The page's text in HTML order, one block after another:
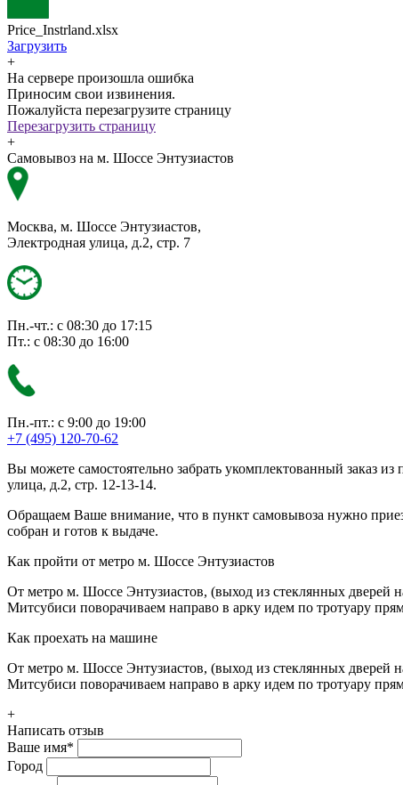
Price_Instrland.xlsx
Загрузить
+
На сервере произошла ошибка
Приносим свои извинения.
Пожалуйста перезагрузите страницу
Перезагрузить страницу
+
Самовывоз на м. Шоссе Энтузиастов
Москва, м. Шоссе Энтузиастов,
Электродная улица, д.2, стр. 7
Пн.-чт.: с 08:30 до 17:15
Пт.: с 08:30 до 16:00
Пн.-пт.: с 9:00 до 19:00
+7 (495) 120-70-62
Вы можете самостоятельно забрать укомплектованный заказ
улица, д.2, стр. 12-13-14.
Обращаем Ваше внимание, что в пункт самовывоза нужно
собран и готов к выдаче.
Как пройти от метро м. Шоссе Энтузиастов
От метро м. Шоссе Энтузиастов, (выход из стеклянных дверей
Митсубиси поворачиваем направо в арку идем по тротуару
Как проехать на машине
От метро м. Шоссе Энтузиастов, (выход из стеклянных дверей
Митсубиси поворачиваем направо в арку идем по тротуару
+
Написать отзыв
Ваше имя*
Город